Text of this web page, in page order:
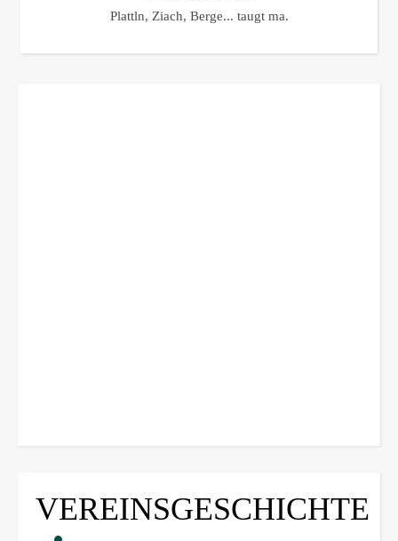
Plattln, Ziach, Berge... taugt ma.
VEREINSGESCHICHTE